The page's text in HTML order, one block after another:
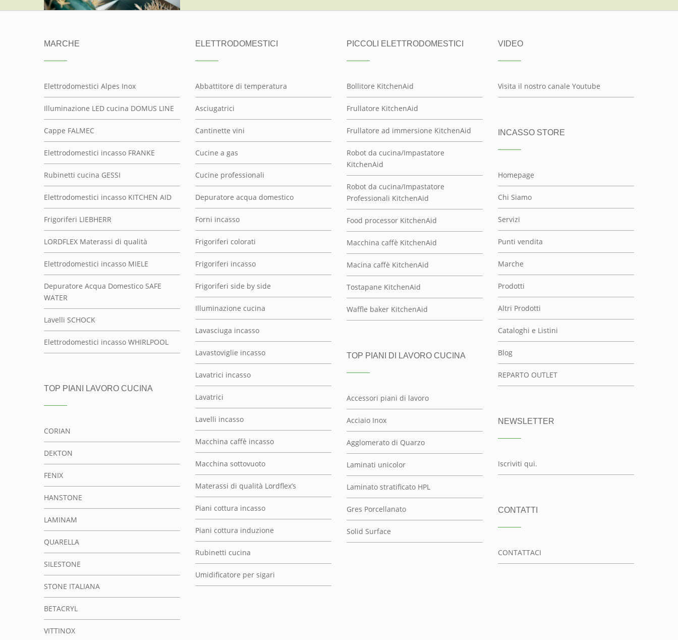
MARCHE
Elettrodomestici Alpes Inox
Illuminazione LED cucina DOMUS LINE
Cappe FALMEC
Elettrodomestici incasso FRANKE
Rubinetti cucina GESSI
Elettrodomestici incasso KITCHEN AID
Frigoriferi LIEBHERR
LORDFLEX Materassi di qualità
Elettrodomestici incasso MIELE
Depuratore Acqua Domestico SAFE
WATER
Lavelli SCHOCK
Elettrodomestici incasso WHIRLPOOL
TOP PIANI LAVORO CUCINA
CORIAN
DEKTON
FENIX
HANSTONE
LAMINAM
QUARELLA
SILESTONE
STONE ITALIANA
BETACRYL
VITTINOX
ELETTRODOMESTICI
Abbattitore di temperatura
Asciugatrici
Cantinette vini
Cucine a gas
Cucine professionali
Depuratore acqua domestico
Forni incasso
Frigoriferi colorati
Frigoriferi incasso
Frigoriferi side by side
Illuminazione cucina
Lavasciuga incasso
Lavastoviglie incasso
Lavatrici incasso
Lavatrici
Lavelli incasso
Macchina caffè incasso
Macchina sottovuoto
Materassi di qualità Lordflex’s
Piani cottura incasso
Piani cottura induzione
Rubinetti cucina
Umidificatore per sigari
PICCOLI ELETTRODOMESTICI
Bollitore KitchenAid
Frullatore KitchenAid
Frullatore ad immersione KitchenAid
Robot da cucina/Impastatore
KitchenAid
Robot da cucina/Impastatore
Professionali KitchenAid
Food processor KitchenAid
Macchina caffè KitchenAid
Macina caffè KitchenAid
Tostapane KitchenAid
Waffle baker KitchenAid
TOP PIANI DI LAVORO CUCINA
Accessori piani di lavoro
Acciaio Inox
Agglomerato di Quarzo
Laminati unicolor
Laminato stratificato HPL
Gres Porcellanato
Solid Surface
VIDEO
Visita il nostro canale Youtube
INCASSO STORE
Homepage
Chi Siamo
Servizi
Punti vendita
Marche
Prodotti
Altri Prodotti
Cataloghi e Listini
Blog
REPARTO OUTLET
NEWSLETTER
Iscriviti qui.
CONTATTI
CONTATTACI